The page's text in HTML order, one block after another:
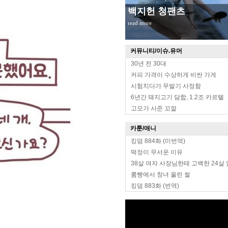
무대위 장원영 옆태
read more
커뮤니티/이슈.유머
30년 전 30대
커피 가격이 수상하게 비싼 가게
시험치다가 무발기 사정함
6년간 돼지고기 담합, 1.2조 카르텔
고모가 사준 꼬깔
카툰/애니
킹덤 884화 (미번역)
떡정이 무서운 이유
38살 여자 사장님한테 고백한 24살
룸빵에서 창녀 울린 썰
킹덤 883화 (번역)